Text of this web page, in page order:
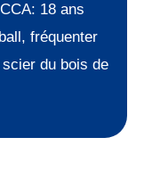
18 ans
fréquenter
du bois de